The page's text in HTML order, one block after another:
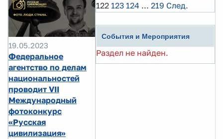
19.05.2023
Федеральное
агентство по делам
национальностей
проводит VII
Международный
фотоконкурс
«Русская
цивилизация»
122 123 124 ... 219 След.
События и Мероприятия
Раздел не найден.